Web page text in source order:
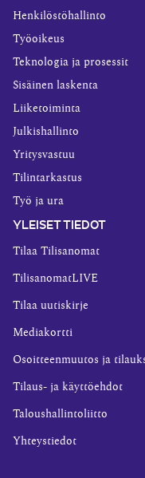
Henkilöstöhallinto
Työoikeus
Teknologia ja prosessit
Sisäinen laskenta
Liiketoiminta
Julkishallinto
Yritysvastuu
Tilintarkastus
Työ ja ura
YLEISET TIEDOT
Tilaa Tilisanomat
TilisanomatLIVE
Tilaa uutiskirje
Mediakortti
Osoitteenmuutos ja
Tilaus- ja käyttöehdot
Taloushallintoliitto
Yhteystiedot